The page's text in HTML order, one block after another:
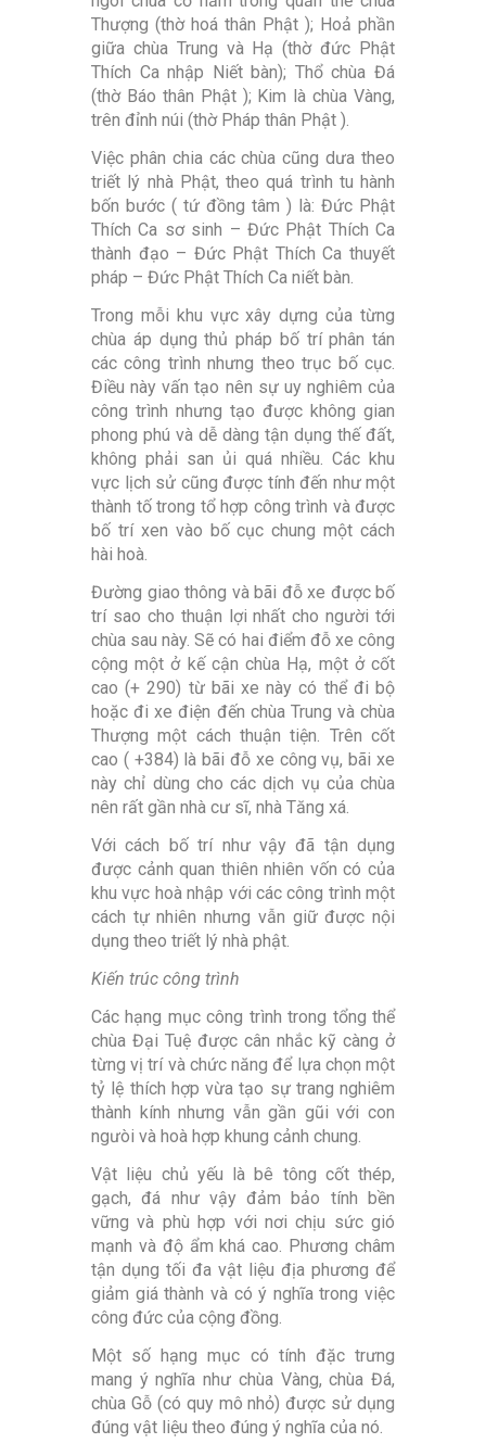
Thượng (thờ hoá thân Phật ); Hoả phần
giữa chùa Trung và Hạ (thờ đức Phật
Thích Ca nhập Niết bàn); Thổ chùa Đá
(thờ Báo thân Phật ); Kim là chùa Vàng,
trên đỉnh núi (thờ Pháp thân Phật ).
Việc phân chia các chùa cũng dưa theo
triết lý nhà Phật, theo quá trình tu hành
bốn bước ( tứ đồng tâm ) là: Đức Phật
Thích Ca sơ sinh – Đức Phật Thích Ca
thành đạo – Đức Phật Thích Ca thuyết
pháp – Đức Phật Thích Ca niết bàn.
Trong mỗi khu vực xây dựng của từng
chùa áp dụng thủ pháp bố trí phân tán
các công trình nhưng theo trục bố cục.
Điều này vấn tạo nên sự uy nghiêm của
công trình nhưng tạo được không gian
phong phú và dễ dàng tận dụng thế đất,
không phải san ủi quá nhiều. Các khu
vực lịch sử cũng được tính đến như một
thành tố trong tổ hợp công trình và được
bố trí xen vào bố cục chung một cách
hài hoà.
Đường giao thông và bãi đỗ xe được bố
trí sao cho thuận lợi nhất cho người tới
chùa sau này. Sẽ có hai điểm đỗ xe công
cộng một ở kế cận chùa Hạ, một ở cốt
cao (+ 290) từ bãi xe này có thể đi bộ
hoặc đi xe điện đến chùa Trung và chùa
Thượng một cách thuận tiện. Trên cốt
cao ( +384) là bãi đỗ xe công vụ, bãi xe
này chỉ dùng cho các dịch vụ của chùa
nên rất gần nhà cư sĩ, nhà Tăng xá.
Với cách bố trí như vậy đã tận dụng
được cảnh quan thiên nhiên vốn có của
khu vực hoà nhập với các công trình một
cách tự nhiên nhưng vẫn giữ được nội
dụng theo triết lý nhà phật.
Kiến trúc công trình
Các hạng mục công trình trong tổng thể
chùa Đại Tuệ được cân nhắc kỹ càng ở
từng vị trí và chức năng để lựa chọn một
tỷ lệ thích hợp vừa tạo sự trang nghiêm
thành kính nhưng vẫn gần gũi với con
ngưòi và hoà hợp khung cảnh chung.
Vật liệu chủ yếu là bê tông cốt thép,
gạch, đá như vậy đảm bảo tính bền
vững và phù hợp với nơi chịu sức gió
mạnh và độ ẩm khá cao. Phương châm
tận dụng tối đa vật liệu địa phương để
giảm giá thành và có ý nghĩa trong việc
công đức của cộng đồng.
Một số hạng mục có tính đặc trưng
mang ý nghĩa như chùa Vàng, chùa Đá,
chùa Gỗ (có quy mô nhỏ) được sử dụng
đúng vật liệu theo đúng ý nghĩa của nó.